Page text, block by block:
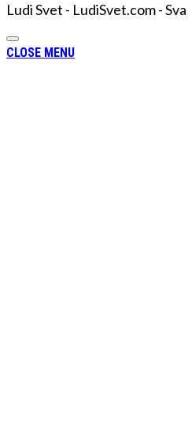
Ludi Svet - LudiSvet.com -
CLOSE MENU